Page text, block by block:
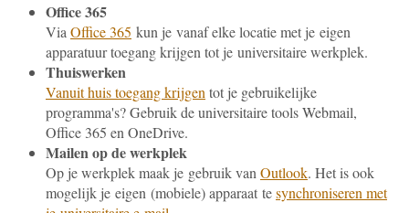
Office 365
Via Office 365 kun je vanaf elke locatie met je eigen
apparatuur toegang krijgen tot je universitaire werkplek.
Thuiswerken
Vanuit huis toegang krijgen tot je gebruikelijke
programma's? Gebruik de universitaire tools Webmail,
Office 365 en OneDrive.
Mailen op de werkplek
Op je werkplek maak je gebruik van Outlook. Het is ook
mogelijk je eigen (mobiele) apparaat tesynchroniseren met